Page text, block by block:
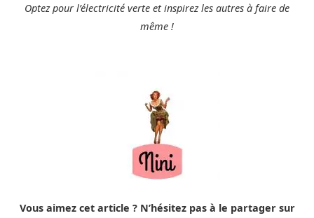
Optez pour l’électricité verte et inspirez les autres à faire de
même !
Vous aimez cet article ? N’hésitez pas à le partager sur